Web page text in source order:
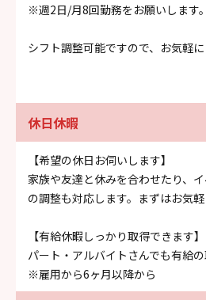
※週2日/月8回勤務をお願いします。
シフト調整可能ですので、お気軽
休日休暇
【希望の休日お伺いします】
家族や友達と休みを合わせたり、
の調整も対応します。まずはお気
【有給休暇しっかり取得できます】
パート・アルバイトさんでも有給の
※雇用から6ヶ月以降から